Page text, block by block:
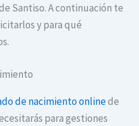
Santiso. A continuación te
y para qué
de nacimiento onlinede
para gestiones